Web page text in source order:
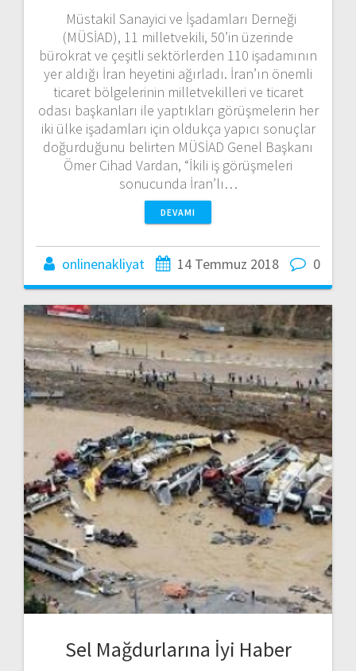
Müstakil Sanayici ve İşadamları Derneği
(MÜSİAD), 11 milletvekili, 50’in üzerinde
bürokrat ve çeşitli sektörlerden 110 işadamının
yer aldığı İran heyetini ağırladı. İran’ın önemli
ticaret bölgelerinin milletvekilleri ve ticaret
odası başkanları ile yaptıkları görüşmelerin her
iki ülke işadamları için oldukça yapıcı sonuçlar
doğurduğunu belirten MÜSİAD Genel Başkanı
Ömer Cihad Vardan, “İkili iş görüşmeleri
sonucunda İran’lı…
DEVAMI
onlinenakliyat 14 Temmuz 2018 0
Sel Mağdurlarına İyi Haber